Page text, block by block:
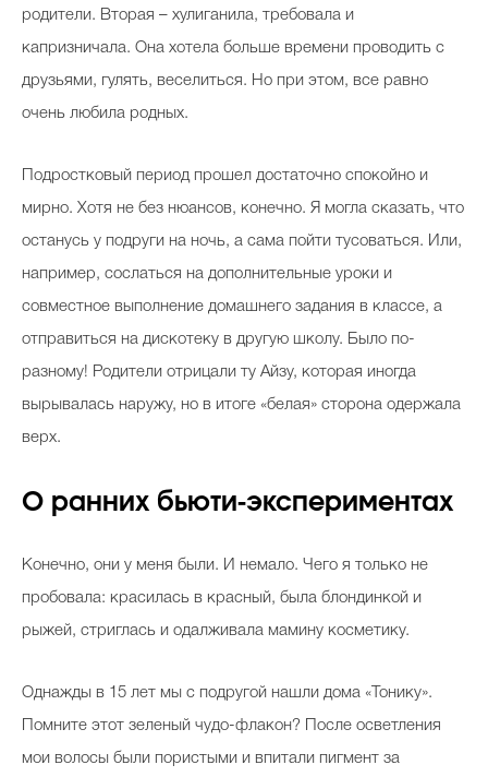
Celebrity дня
Интервью со звездой
Викторины
родители. Вторая – хулиганила, требовала и
капризничала. Она хотела больше времени проводить с
друзьями, гулять, веселиться. Но при этом, все равно
очень любила родных.
Подростковый период прошел достаточно спокойно и
мирно. Хотя не без нюансов, конечно. Я могла сказать, что
останусь у подруги на ночь, а сама пойти тусоваться. Или,
например, сослаться на дополнительные уроки и
совместное выполнение домашнего задания в классе, а
отправиться на дискотеку в другую школу. Было по-
разному! Родители отрицали ту Айзу, которая иногда
вырывалась наружу, но в итоге «белая» сторона одержала
верх.
О ранних бьюти-экспериментах
Конечно, они у меня были. И немало. Чего я только не
пробовала: красилась в красный, была блондинкой и
рыжей, стриглась и одалживала мамину косметику.
Однажды в 15 лет мы с подругой нашли дома «Тонику».
Помните этот зеленый чудо-флакон? После осветления
мои волосы были пористыми и впитали пигмент за